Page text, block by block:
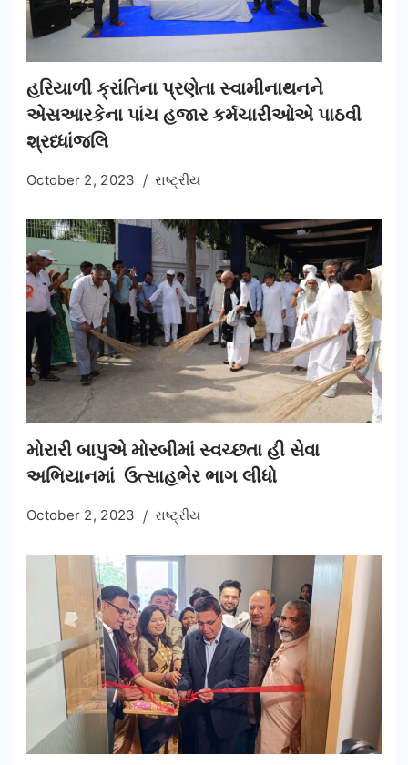
હરિયાળી ક્રાંતિના પ્રણેતા સ્વામીનાથનને
એસઆરકેના પાંચ હજાર કર્મચારીઓએ પાઠવી
શ્રધ્ધાંજલિ
October 2, 2023 રાષ્ટ્રીય
મોરારી બાપુએ મોરબીમાં સ્વચ્છતા હી સેવા
અભિયાનમાં ઉત્સાહભેર ભાગ લીધો
October 2, 2023 રાષ્ટ્રીય